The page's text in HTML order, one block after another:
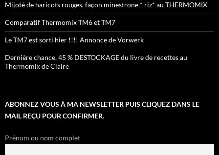
Mijoté de haricots rouges, façon minestrone * riz* au THERMOMIX
Comparatif Thermomix TM6 et TM7
Le TM7 est sorti hier !!!! Annonce de Vorwerk
Dernière chance, 45 % DESTOCKAGE du livre de recettes au
Thermomix de Claire
ABONNEZ VOUS À MA NEWSLETTER PUIS CLIQUEZ DANS LE
MAIL REÇU POUR CONFIRMER.
Prénom ou nom complet